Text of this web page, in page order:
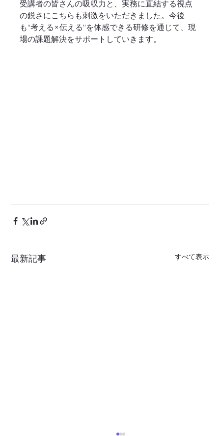
受講者の皆さんの吸収力と、実務に直結する視点
の鋭さにこちらも刺激をいただきました。今後
も“考える×伝える”を体感できる研修を通じて、現
場の課題解決をサポートしていきます。
最新記事 すべて表示